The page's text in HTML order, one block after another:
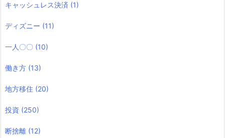
キャッシュレス決済 (1)
ディズニー (11)
一人〇〇 (10)
働き方 (13)
地方移住 (20)
投資 (250)
断捨離 (12)